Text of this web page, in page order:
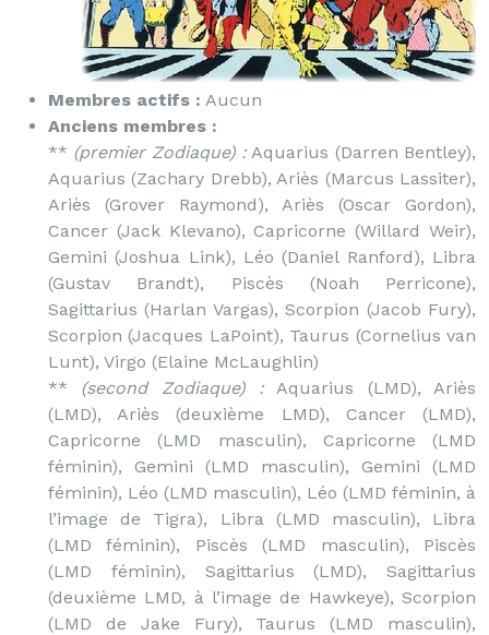
Membres actifs : Aucun
Anciens membres :
** (premier Zodiaque) : Aquarius (Darren Bentley),
Aquarius (Zachary Drebb), Ariès (Marcus Lassiter),
Ariès (Grover Raymond), Ariès (Oscar Gordon),
Cancer (Jack Klevano), Capricorne (Willard Weir),
Gemini (Joshua Link), Léo (Daniel Ranford), Libra
(Gustav Brandt), Piscès (Noah Perricone),
Sagittarius (Harlan Vargas), Scorpion (Jacob Fury),
Scorpion (Jacques LaPoint), Taurus (Cornelius van
Lunt), Virgo (Elaine McLaughlin)
** (second Zodiaque) : Aquarius (LMD), Ariès
(LMD), Ariès (deuxième LMD), Cancer (LMD),
Capricorne (LMD masculin), Capricorne (LMD
féminin), Gemini (LMD masculin), Gemini (LMD
féminin), Léo (LMD masculin), Léo (LMD féminin, à
l’image de Tigra), Libra (LMD masculin), Libra
(LMD féminin), Piscès (LMD masculin), Piscès
(LMD féminin), Sagittarius (LMD), Sagittarius
(deuxième LMD, à l’image de Hawkeye), Scorpion
(LMD de Jake Fury), Taurus (LMD masculin),